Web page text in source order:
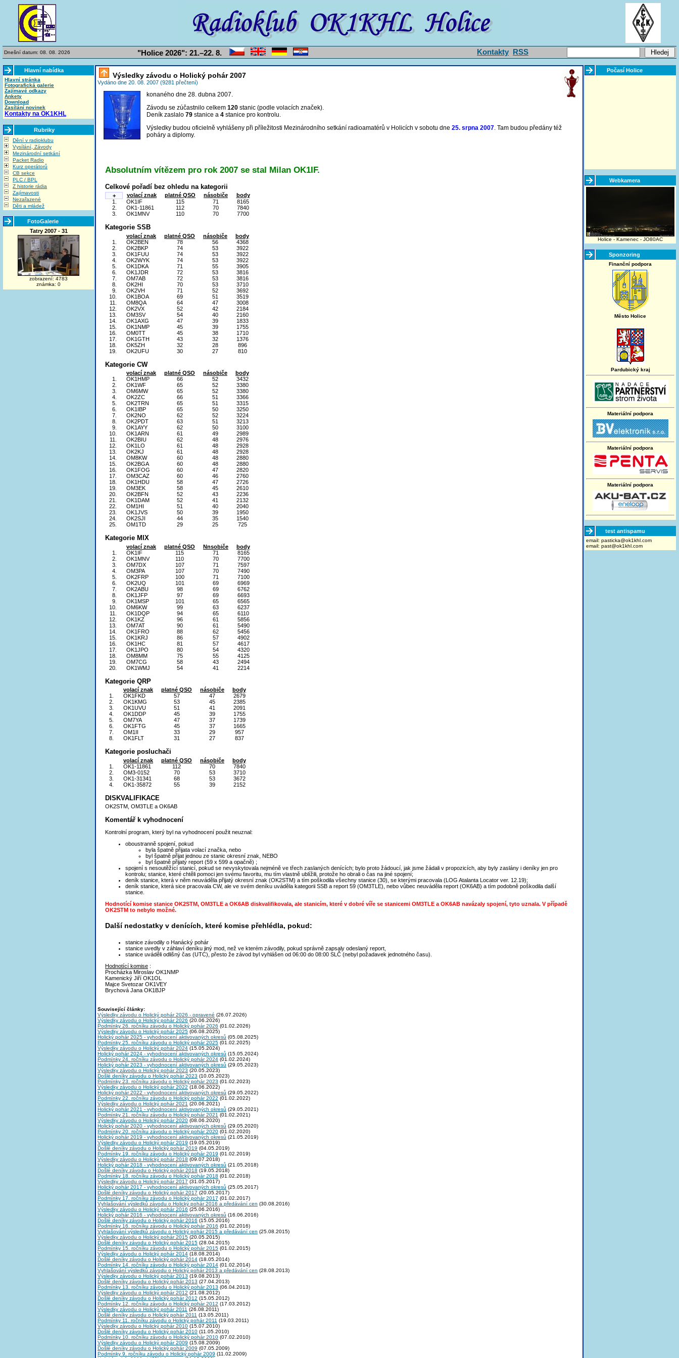
Dnešní datum: 08. 08. 2026 "Holice 2026": 21.–22. 8. Kontakty RSS
Hlavní nabídka
Hlavní stránka
Fotografická galerie
Zajímavé odkazy
Ankety
Download
Zasílání novinek
Kontakty na OK1KHL
Rubriky
Dění v radioklubu
Vysílání, Závody
Mezinárodní setkání
Packet Radio
Kurz operátorů
CB sekce
PLC / BPL
Z historie rádia
Zajímavosti
Nezařazené
Děti a mládež
FotoGalerie
Tatry 2007 - 31
zobrazení: 4783
známka: 0
Výsledky závodu o Holický pohár 2007
Vydáno dne 20. 08. 2007 (9281 přečtení)
konaného dne 28. dubna 2007.
Závodu se zúčastnilo celkem 120 stanic (podle volacích značek).
Deník zaslalo 79 stanice a 4 stanice pro kontrolu.
Výsledky budou oficielně vyhlášeny při příležitosti Mezinárodního setkání radioamatérů v Holicích v sobotu dne 25. srpna 2007. Tam budou předány též
poháry a diplomy.
Absolutním vítězem pro rok 2007 se stal Milan OK1IF.
Celkové pořadí bez ohledu na kategorii
+ volací znak platné QSO násobiče
body
1.
OK1IF 115 71
8165
2.
OK1-11861 112 70
7840
3.
OK1MNV 110 70 7700
Kategorie SSB
volací znak platné QSO násobiče
body
1.
OK2BEN 78 56
4368
2.
OK2BKP 74 53
3922
3.
OK1FUU 74 53
3922
4.
OK2WYK 74 53
3922
5.
OK1DKA 71 55
3905
6.
OK1JDR 72 53
3816
7.
OM7AB 72 53
3816
8.
OK2HI 70 53
3710
9.
OK2VH 71 52
3692
10.
OK1BOA 69 51
3519
11.
OM8QA 64 47
3008
12.
OK2VX 52 42
2184
13.
OM3SV 54 40
2160
14.
OK1AXG 47 39
1833
15.
OK1NMP 45 39
1755
16.
OM0TT 45 38
1710
17.
OK1GTH 43 32
1376
18.
OK5ZH 32 28
896
19.
OK2UFU 30 27 810
Kategorie CW
volací znak platné QSO násobiče
body
1.
OK1HMP 66 52
3432
2.
OK1WF 65 52
3380
3.
OM6MW 65 52
3380
4.
OK2ZC 66 51
3366
5.
OK2TRN 65 51
3315
6.
OK1IBP 65 50
3250
7.
OK2NO 62 52
3224
8.
OK2PDT 63 51
3213
9.
OK1AYY 62 50
3100
10.
OK1ARN 61 49
2989
11.
OK2BIU 62 48
2976
12.
OK1LO 61 48
2928
13.
OK2KJ 61 48
2928
14.
OM8KW 60 48
2880
15.
OK2BGA 60 48
2880
16.
OK1FOG 60 47
2820
17.
OM3CAZ 60 46
2760
18.
OK1HDU 58 47
2726
19.
OM3EK 58 45
2610
20.
OK2BFN 52 43
2236
21.
OK1DAM 52 41
2132
22.
OM1HI 51 40
2040
23.
OK1JVS 50 39
1950
24.
OK2SJI 44 35
1540
25.
OM1TD 29 25 725
Kategorie MIX
volací znak platné QSO Nnsobiče
body
1.
OK1IF 115 71
8165
2.
OK1MNV 110 70
7700
3.
OM7DX 107 71
7597
4.
OM3PA 107 70
7490
5.
OK2FRP 100 71
7100
6.
OK2UQ 101 69
6969
7.
OK2ABU 98 69
6762
8.
OK1JFP 97 69
6693
9.
OK1MSP 101 65
6565
10.
OM6KW 99 63
6237
11.
OK1DQP 94 65
6110
12.
OK1KZ 96 61
5856
13.
OM7AT 90 61
5490
14.
OK1FRO 88 62
5456
15.
OK1KRJ 86 57
4902
16.
OK1HC 81 57
4617
17.
OK1JPO 80 54
4320
18.
OM8MM 75 55
4125
19.
OM7CG 58 43
2494
20.
OK1WMJ 54 41 2214
Kategorie QRP
volací znak platné QSO násobiče
body
1.
OK1FKD 57 47
2679
2.
OK1KMG 53 45
2385
3.
OK1UVU 51 41
2091
4.
OK1DDP 45 39
1755
5.
OM7YA 47 37
1739
6.
OK1FTG 45 37
1665
7.
OM1II 33 29
957
8.
OK1FLT 31 27 837
Kategorie posluchači
volací znak platné QSO násobiče
body
1.
OK1-11861 112 70
7840
2.
OM3-0152 70 53
3710
3.
OK1-31341 68 53
3672
4.
OK1-35872 55 39 2152
DISKVALIFIKACE
OK2STM, OM3TLE a OK6AB
Komentář k vyhodnocení
Kontrolní program, který byl na vyhodnocení použit neuznal:
oboustranně spojení, pokud
byla špatně přijata volací značka, nebo
byl špatně přijat jednou ze stanic okresní znak, NEBO
byl špatně přijatý report (59 x 599 a opačně) ;
spojení s nesoutěžící stanicí, pokud se nevyskytovala nejméně ve třech zaslaných denících; bylo proto žádoucí, jak jsme žádali v propozicích, aby byly zaslány i deníky jen pro
kontrolu; stanice, které chtěli pomoci jen svému favoritu, mu tím vlastně ublížili, protože ho obrali o čas na jiné spojení;
deník stanice, která v něm neuváděla přijatý okresní znak (OK2STM) a tím poškodila všechny stanice (30), se kterými pracovala (LOG Atalanta Locator ver. 12.19);
deník stanice, která sice pracovala CW, ale ve svém deníku uváděla kategorii SSB a report 59 (OM3TLE), nebo vůbec neuváděla report (OK6AB) a tím podobně poškodila další
stanice.
Hodnotící komise stanice OK2STM, OM3TLE a OK6AB diskvalifikovala, ale stanicím, které v dobré víře se stanicemi OM3TLE a OK6AB navázaly spojení, tyto uznala. V případě
OK2STM to nebylo možné.
Další nedostatky v denících, které komise přehlédla, pokud:
stanice závodily o Hanácký pohár
stanice uvedly v záhlaví deníku jiný mod, než ve kterém závodily, pokud správně zapsaly odeslaný report,
stanice uváděli odlišný čas (UTC), přesto že závod byl vyhlášen od 06:00 do 08:00 SLČ (nebyl požadavek jednotného času).
Hodnotící komise :
Procházka Miroslav OK1NMP
Kamenický Jiří OK1OL
Majce Svetozar OK1VEY
Brychová Jana OK1BJP
Související články:
Výsledky závodu o Holický pohár 2026 - opravené (26.07.2026)
Výsledky závodu o Holický pohár 2026 (20.06.2026)
Podmínky 26. ročníku závodu o Holický pohár 2026 (01.02.2026)
Výsledky závodu o Holický pohár 2025 (06.08.2025)
Holický pohár 2025 - vyhodnocení aktivovaných okresů (05.08.2025)
Podmínky 25. ročníku závodu o Holický pohár 2025 (01.02.2025)
Výsledky závodu o Holický pohár 2024 (15.05.2024)
Holický pohár 2024 - vyhodnocení aktivovaných okresů (15.05.2024)
Podmínky 24. ročníku závodu o Holický pohár 2024 (01.02.2024)
Holický pohár 2023 - vyhodnocení aktivovaných okresů (29.05.2023)
Výsledky závodu o Holický pohár 2023 (20.05.2023)
Došlé deníky závodu o Holický pohár 2023 (10.05.2023)
Podmínky 23. ročníku závodu o Holický pohár 2023 (01.02.2023)
Výsledky závodu o Holický pohár 2022 (18.06.2022)
Holický pohár 2022 - vyhodnocení aktivovaných okresů (29.05.2022)
Podmínky 22. ročníku závodu o Holický pohár 2022 (01.02.2022)
Výsledky závodu o Holický pohár 2021 (20.06.2021)
Holický pohár 2021 - vyhodnocení aktivovaných okresů (29.05.2021)
Podmínky 21. ročníku závodu o Holický pohár 2021 (01.02.2021)
Výsledky závodu o Holický pohár 2020 (08.06.2020)
Holický pohár 2020 - vyhodnocení aktivovaných okresů (29.05.2020)
Podmínky 20. ročníku závodu o Holický pohár 2020 (01.02.2020)
Holický pohár 2019 - vyhodnocení aktivovaných okresů (21.05.2019)
Výsledky závodu o Holický pohár 2019 (19.05.2019)
Došlé deníky závodu o Holický pohár 2019 (04.05.2019)
Podmínky 19. ročníku závodu o Holický pohár 2019 (01.02.2019)
Výsledky závodu o Holický pohár 2018 (09.07.2018)
Holický pohár 2018 - vyhodnocení aktivovaných okresů (21.05.2018)
Došlé deníky závodu o Holický pohár 2018 (19.05.2018)
Podmínky 18. ročníku závodu o Holický pohár 2018 (01.02.2018)
Výsledky závodu o Holický pohár 2017 (31.05.2017)
Holický pohár 2017 - vyhodnocení aktivovaných okresů (25.05.2017)
Došlé deníky závodu o Holický pohár 2017 (20.05.2017)
Podmínky 17. ročníku závodu o Holický pohár 2017 (01.02.2017)
Vyhlašování výsledků závodu o Holický pohár 2016 a předávání cen (30.08.2016)
Výsledky závodu o Holický pohár 2016 (25.06.2016)
Holický pohár 2016 - vyhodnocení aktivovaných okresů (16.06.2016)
Došlé deníky závodu o Holický pohár 2016 (15.05.2016)
Podmínky 16. ročníku závodu o Holický pohár 2016 (01.02.2016)
Vyhlašování výsledků závodu o Holický pohár 2015 a předávání cen (25.08.2015)
Výsledky závodu o Holický pohár 2015 (20.05.2015)
Došlé deníky závodu o Holický pohár 2015 (28.04.2015)
Podmínky 15. ročníku závodu o Holický pohár 2015 (01.02.2015)
Výsledky závodu o Holický pohár 2014 (18.08.2014)
Došlé deníky závodu o Holický pohár 2014 (18.05.2014)
Podmínky 14. ročníku závodu o Holický pohár 2014 (01.02.2014)
Vyhlašování výsledků závodu o Holický pohár 2013 a předávání cen (28.08.2013)
Výsledky závodu o Holický pohár 2013 (19.08.2013)
Došlé deníky závodu o Holický pohár 2013 (27.04.2013)
Podmínky 13. ročníku závodu o Holický pohár 2013 (06.04.2013)
Výsledky závodu o Holický pohár 2012 (21.08.2012)
Došlé deníky závodu o Holický pohár 2012 (15.05.2012)
Podmínky 12. ročníku závodu o Holický pohár 2012 (17.03.2012)
Výsledky závodu o Holický pohár 2011 (26.08.2011)
Došlé deníky závodu o Holický pohár 2011 (13.05.2011)
Podmínky 11. ročníku závodu o Holický pohár 2011 (19.03.2011)
Výsledky závodu o Holický pohár 2010 (15.07.2010)
Došlé deníky závodu o Holický pohár 2010 (11.05.2010)
Podmínky 10. ročníku závodu o Holický pohár 2010 (07.02.2010)
Výsledky závodu o Holický pohár 2009 (15.08.2009)
Došlé deníky závodu o Holický pohár 2009 (07.05.2009)
Podmínky 9. ročníku závodu o Holický pohár 2009 (11.02.2009)
Počasí Holice
Webkamera
Holice - Kamenec - JO80AC
Sponzoring
Finanční podpora
Město Holice
Pardubický kraj
Materiální podpora
Materiální podpora
Materiální podpora
test antispamu
email: moc.lhk1ko@akcitsap
email: past@ok1khl.com